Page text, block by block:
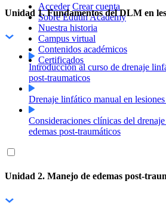
Acceder Crear cuenta
Sobre Edutin Academy
Nuestra historia
Campus virtual
Contenidos académicos
Certificados
Unidad 1. Fundamentos del DLM en
Introducción al curso de drenaje
post-traumaticos
Drenaje linfático manual en
Consideraciones clínicas del
edemas post-traumáticos
Unidad 2. Manejo de edemas post-